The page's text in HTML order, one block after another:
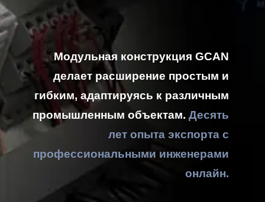
Модульная конструкция GCAN
делает расширение простым и
гибким, адаптируясь к различным
промышленным объектам. Десять
лет опыта экспорта с
профессиональными инженерами
онлайн.